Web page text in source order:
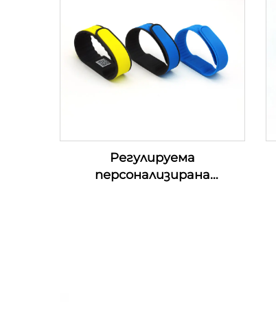
Регулируема
персонализирана